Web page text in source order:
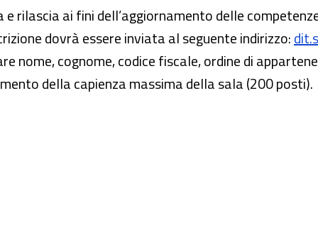
rilascia ai fini dell’aggiornamento delle
dovrà essere inviata al seguente indirizzo:
nome, cognome, codice fiscale, ordine di
della capienza massima della sala (200 posti).